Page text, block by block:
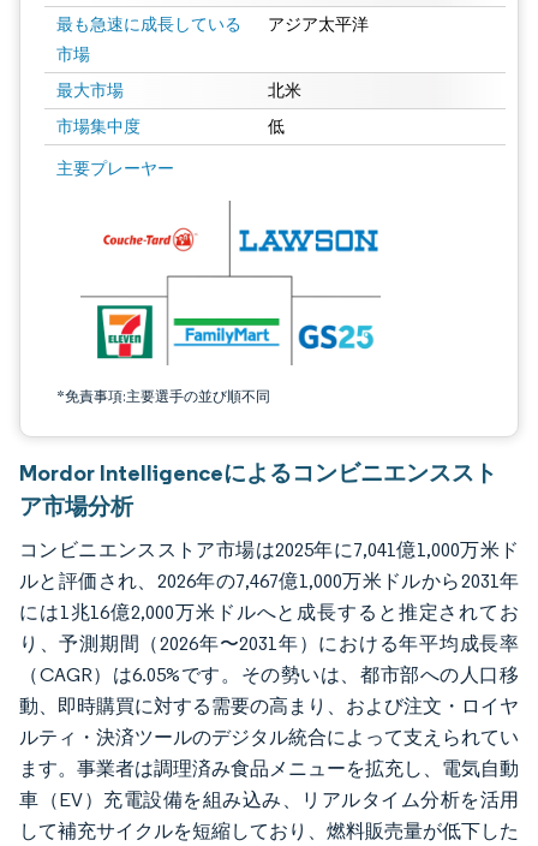
最も急速に成長している
市場
アジア太平洋
最大市場 北米
市場集中度 低
主要プレーヤー
*免責事項:主要選手の並び順不同
画像 © Mordor Intelligence。再利用にはCC BY 4.0の表示が必要です。
Mordor Intelligenceによるコンビニエンススト
ア市場分析
コンビニエンスストア市場は2025年に7,041億1,000万米ド
ルと評価され、2026年の7,467億1,000万米ドルから2031年
には1兆16億2,000万米ドルへと成長すると推定されてお
り、予測期間（2026年〜2031年）における年平均成長率
（CAGR）は6.05%です。その勢いは、都市部への人口移
動、即時購買に対する需要の高まり、および注文・ロイヤ
ルティ・決済ツールのデジタル統合によって支えられてい
ます。事業者は調理済み食品メニューを拡充し、電気自動
車（EV）充電設備を組み込み、リアルタイム分析を活用
して補充サイクルを短縮しており、燃料販売量が低下した